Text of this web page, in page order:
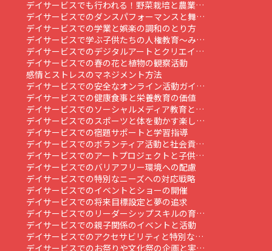
デイサービスでも行われる！野菜栽培と農業…
デイサービスでのダンスパフォーマンスと舞…
デイサービスでの学業と娯楽の調和のとり方
デイサービスで学ぶ子供たちの人権教育～み…
デイサービスでのデジタルアートとクリエイ…
デイサービスでの春の花と植物の観察活動
感情とストレスのマネジメント方法
デイサービスでの安全なオンライン活動ガイ…
デイサービスでの健康食事と栄養教育の価値
デイサービスでのソーシャルメディア教育と…
デイサービスでのスポーツと体を動かす楽し…
デイサービスでの宿題サポートと学習指導
デイサービスでのボランティア活動と社会貢…
デイサービスでのアートプロジェクトと子供…
デイサービスでのバリアフリー環境への配慮
デイサービスでの特別なニーズへの対応戦略
デイサービスでのイベントとショーの開催
デイサービスでの将来目標設定と夢の追求
デイサービスでのリーダーシップスキルの育…
デイサービスでの親子関係のイベントと活動
デイサービスでのアクセサビリティと特別な…
デイサービスでのお祭りや文化祭の企画と実…